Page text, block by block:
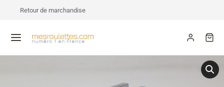
Retour de marchandise